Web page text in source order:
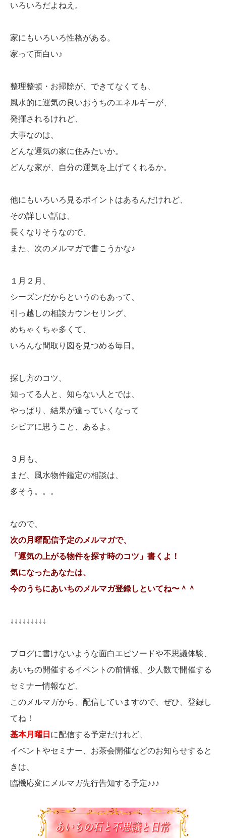
いろいろだよねえ。
家にもいろいろ性格がある。
家って面白い♪
整理整頓・お掃除が、できてなくても、
風水的に運気の良いおうちのエネルギーが、
発揮されるけれど、
大事なのは、
どんな運気の家に住みたいか。
どんな家が、自分の運気を上げてくれるか。
他にもいろいろ見るポイントはあるんだけれど、
その詳しい話は、
長くなりそうなので、
また、次のメルマガで書こうかな♪
１月２月、
シーズンだからというのもあって、
引っ越しの相談カウンセリング、
めちゃくちゃ多くて、
いろんな間取り図を見つめる毎日。
探し方のコツ、
知ってる人と、知らない人とでは、
やっぱり、結果が違っていくなって
シビアに思うこと、あるよ。
３月も、
まだ、風水物件鑑定の相談は、
多そう。。。
なので、
次の月曜配信予定のメルマガで、
「運気の上がる物件を探す時のコツ」書くよ！
気になったあなたは、
今のうちにあいちのメルマガ登録しといてね〜＾＾
↓↓↓↓↓↓↓↓↓
ブログに書けないような面白エピソードや不思議体験、
あいちの開催するイベントの前情報、少人数で開催する
セミナー情報など、
このメルマガから、配信していますので、ぜひ、登録し
てね！
基本月曜日 に配信する予定だけれど、
イベントやセミナー、お茶会開催などのお知らせすると
きは、
臨機応変にメルマガ先行告知する予定♪♪♪